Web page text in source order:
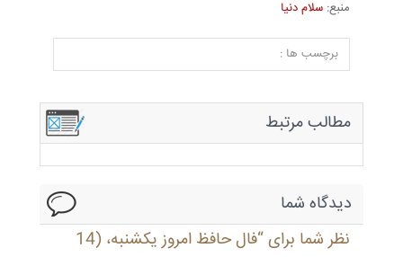
منبع: سلام دنیا
برچسب ها :
مطالب مرتبط
دیدگاه شما
نظر شما برای “فال حافظ امروز یکشنبه، (14